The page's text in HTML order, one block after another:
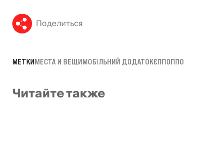
Поделиться
МЕТКИМЕСТА И ВЕЩИМОБІЛЬНИЙ ДОДАТОКЄППОППО
Читайте также